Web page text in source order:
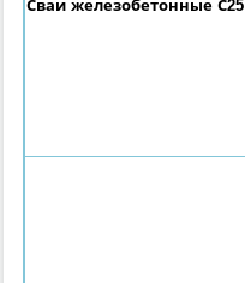
Сваи железобетонные С25